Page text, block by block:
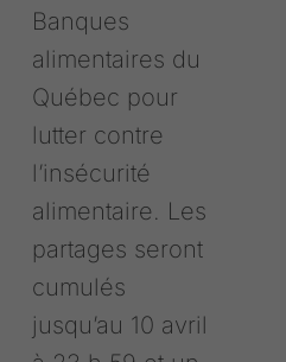
Banques
alimentaires du
Québec pour
lutter contre
l’insécurité
alimentaire. Les
partages seront
cumulés
jusqu’au 10 avril